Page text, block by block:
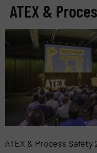
ATEX &
ATEX & Process Safety